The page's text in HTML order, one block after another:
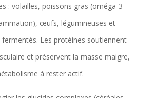
: volailles, poissons gras (oméga-3
œufs, légumineuses et
Les protéines soutiennent
et préservent la masse maigre,
à rester actif.